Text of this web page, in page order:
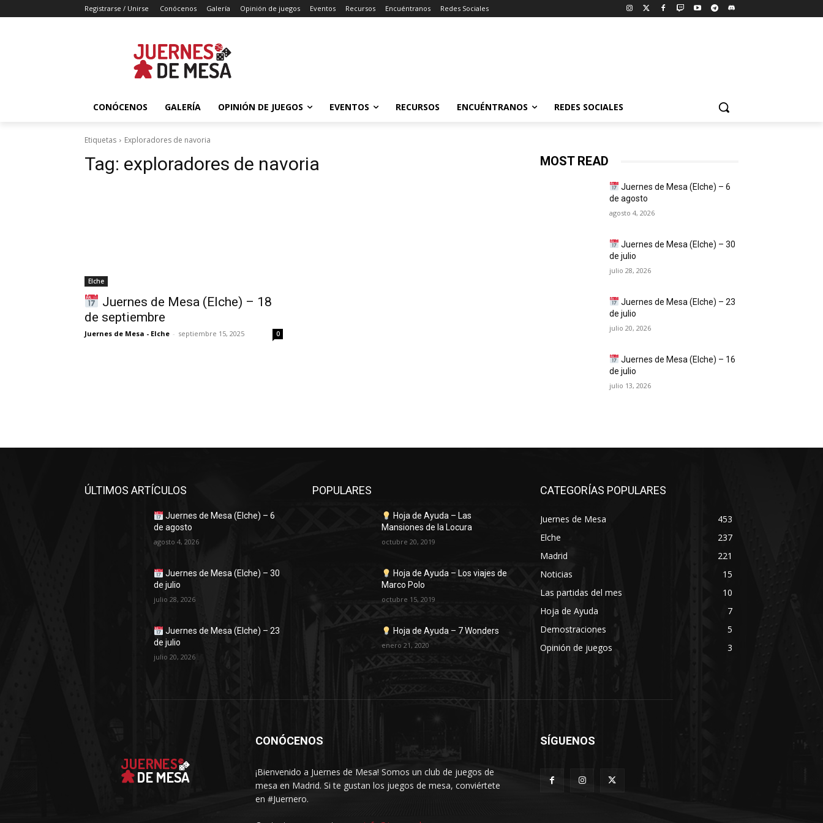
Registrarse / Unirse Conócenos Galería Opinión de juegos Eventos Recursos Encuéntranos Redes Sociales
CONÓCENOS GALERÍA OPINIÓN DE JUEGOS EVENTOS RECURSOS ENCUÉNTRANOS REDES SOCIALES
Etiquetas Exploradores de navoria
Tag: exploradores de navoria
Elche
Juernes de Mesa (Elche) – 18
de septiembre
Juernes de Mesa - Elche - septiembre 15, 2025 0
MOST READ
Juernes de Mesa (Elche) – 6
de agosto
agosto 4, 2026
Juernes de Mesa (Elche) – 30
de julio
julio 28, 2026
Juernes de Mesa (Elche) – 23
de julio
julio 20, 2026
Juernes de Mesa (Elche) – 16
de julio
julio 13, 2026
ÚLTIMOS ARTÍCULOS
Juernes de Mesa (Elche) – 6
de agosto
agosto 4, 2026
Juernes de Mesa (Elche) – 30
de julio
julio 28, 2026
Juernes de Mesa (Elche) – 23
de julio
julio 20, 2026
POPULARES
Hoja de Ayuda – Las
Mansiones de la Locura
octubre 20, 2019
Hoja de Ayuda – Los viajes de
Marco Polo
octubre 15, 2019
Hoja de Ayuda – 7 Wonders
enero 21, 2020
CATEGORÍAS POPULARES
Juernes de Mesa
453
Elche
237
Madrid
221
Noticias
15
Las partidas del mes
10
Hoja de Ayuda
7
Demostraciones
5
Opinión de juegos
3
CONÓCENOS
¡Bienvenido a Juernes de Mesa! Somos un club de juegos de
mesa en Madrid. Si te gustan los juegos de mesa, conviértete
en #Juernero.
SÍGUENOS